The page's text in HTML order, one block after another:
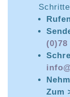
(0)78
Zum